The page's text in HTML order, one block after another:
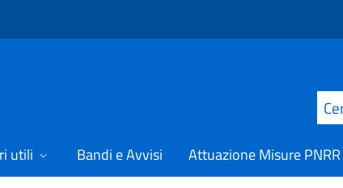
Cerca
utili Bandi e Avvisi Attuazione Misure PNRR